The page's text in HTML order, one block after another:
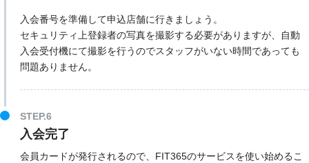
入会番号を準備して申込店舗に行きましょう。
セキュリティ上登録者の写真を撮影する必要がありますが、自動
入会受付機にて撮影を行うのでスタッフがいない時間であっても
問題ありません。
STEP.6
入会完了
会員カードが発行されるので、FIT365のサービスを使い始めるこ